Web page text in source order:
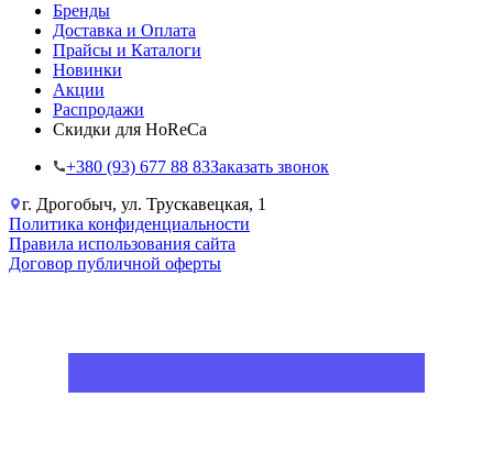
Бренды
Доставка и Оплата
Прайсы и Каталоги
Новинки
Акции
Распродажи
Скидки для HoReCa
+38‎0 (93) 677 88 83Заказать звонок
г. Дрогобыч, ул. Трускавецкая, 1
Политика конфиденциальности
Правила использования сайта
Договор публичной оферты